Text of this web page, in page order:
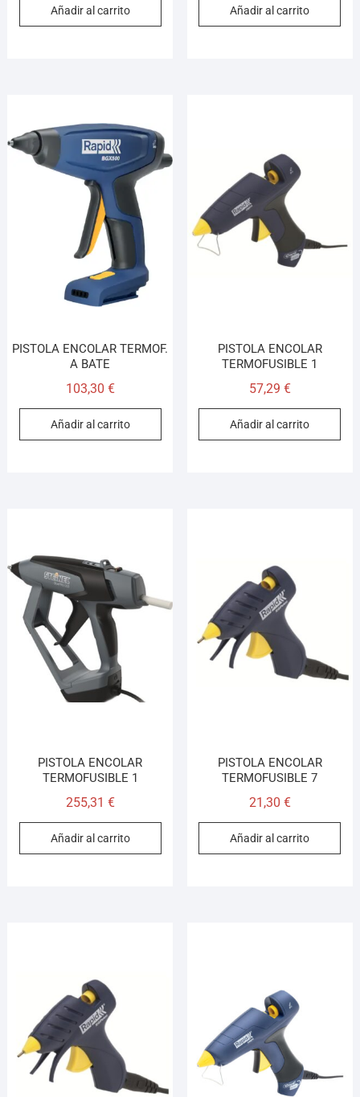
Añadir al carrito Añadir al carrito
PISTOLA ENCOLAR TERMOF.
A BATE
103,30 €
Añadir al carrito
PISTOLA ENCOLAR
TERMOFUSIBLE 1
57,29 €
Añadir al carrito
PISTOLA ENCOLAR
TERMOFUSIBLE 1
255,31 €
Añadir al carrito
PISTOLA ENCOLAR
TERMOFUSIBLE 7
21,30 €
Añadir al carrito